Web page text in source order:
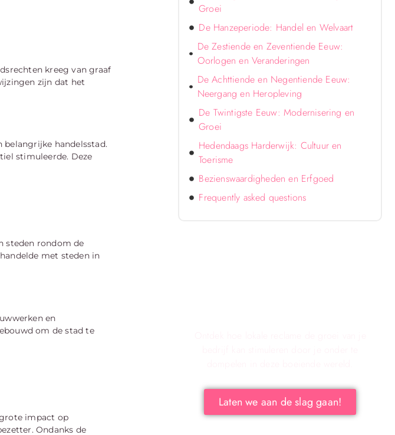
kreeg van graaf
zijn dat het
belangrijke handelsstad.
stimuleerde. Deze
steden rondom de
met steden in
en
om de stad te
grote impact op
Ondanks de
Groei
De Hanzeperiode: Handel en Welvaart
De Zestiende en Zeventiende Eeuw:
Oorlogen en Veranderingen
De Achttiende en Negentiende Eeuw:
Neergang en Heropleving
De Twintigste Eeuw: Modernisering en
Groei
Hedendaags Harderwijk: Cultuur en
Toerisme
Bezienswaardigheden en Erfgoed
Frequently asked questions
Laten we aan de slag gaan!